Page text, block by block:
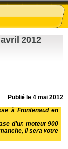
2012
Publié le 4 mai 2012
à Frontenaud en
d’un moteur 900
il sera votre